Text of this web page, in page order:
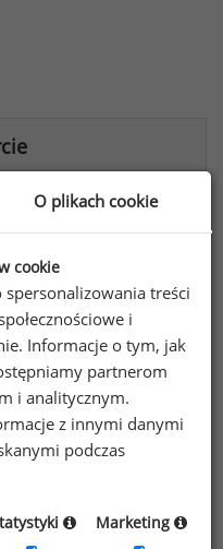
Płacowego
O plikach cookie
cookie
treści
i
Informacje o tym, jak
partnerom
i analitycznym.
z innymi danymi
podczas
Marketing